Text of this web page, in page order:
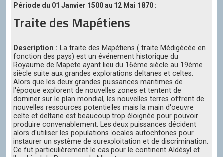
Période du 01 Janvier 1500 au 12 Mai 1870 :
Traite des Mapétiens
Description : La traite des Mapétiens ( traite Médigécée en
fonction des pays) est un événement historique du
Royaume de Mapete ayant lieu du 16ème siècle au 19ème
siècle suite aux grandes explorations deltanes et celtes.
Alors que les deux grandes puissances maritimes de
l'époque explorent de nouvelles zones et tentent de
dominer sur le plan mondial, les nouvelles terres offrent de
nouvelles ressources potentielles mais la main d'oeuvre
celte et deltane est beaucoup trop éloignée pour pouvoir
produire convenablement. Les deux puissances décident
alors d'utiliser les populations locales autochtones pour
instaurer un système de surexploitation et de discrimination.
Ce fut particulièrement le cas pour le continent Aldésyl et